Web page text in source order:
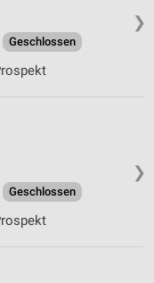
❯
Geschlossen
❯
Geschlossen